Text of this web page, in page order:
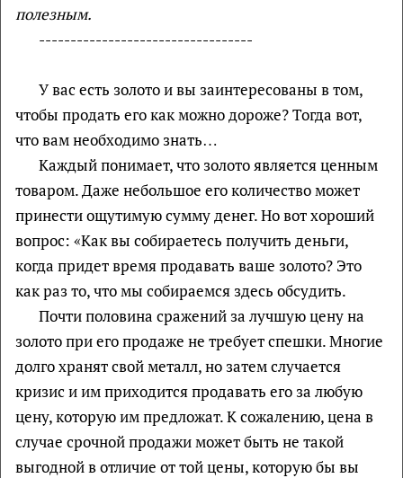
полезным.
----------------------------------
У вас есть золото и вы заинтересованы в том,
чтобы продать его как можно дороже? Тогда вот,
что вам необходимо знать…
Каждый понимает, что золото является ценным
товаром. Даже небольшое его количество может
принести ощутимую сумму денег. Но вот хороший
вопрос: «Как вы собираетесь получить деньги,
когда придет время продавать ваше золото? Это
как раз то, что мы собираемся здесь обсудить.
Почти половина сражений за лучшую цену на
золото при его продаже не требует спешки. Многие
долго хранят свой металл, но затем случается
кризис и им приходится продавать его за любую
цену, которую им предложат. К сожалению, цена в
случае срочной продажи может быть не такой
выгодной в отличие от той цены, которую бы вы